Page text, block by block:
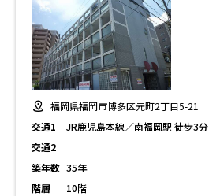
福岡県福岡市博多区元町2丁目5-21
交通1
JR鹿児島本線／南福岡駅 徒歩3分
交通2
築年数 35年
階層
10階